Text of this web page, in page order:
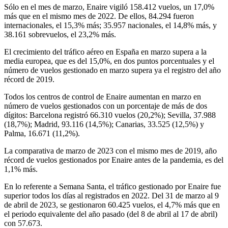
Sólo en el mes de marzo, Enaire vigiló 158.412 vuelos, un 17,0%
más que en el mismo mes de 2022. De ellos, 84.294 fueron
internacionales, el 15,3% más; 35.957 nacionales, el 14,8% más, y
38.161 sobrevuelos, el 23,2% más.
El crecimiento del tráfico aéreo en España en marzo supera a la
media europea, que es del 15,0%, en dos puntos porcentuales y el
número de vuelos gestionado en marzo supera ya el registro del año
récord de 2019.
Todos los centros de control de Enaire aumentan en marzo en
número de vuelos gestionados con un porcentaje de más de dos
dígitos: Barcelona registró 66.310 vuelos (20,2%); Sevilla, 37.988
(18,7%); Madrid, 93.116 (14,5%); Canarias, 33.525 (12,5%) y
Palma, 16.671 (11,2%).
La comparativa de marzo de 2023 con el mismo mes de 2019, año
récord de vuelos gestionados por Enaire antes de la pandemia, es del
1,1% más.
En lo referente a Semana Santa, el tráfico gestionado por Enaire fue
superior todos los días al registrados en 2022. Del 31 de marzo al 9
de abril de 2023, se gestionaron 60.425 vuelos, el 4,7% más que en
el periodo equivalente del año pasado (del 8 de abril al 17 de abril)
con 57.673.